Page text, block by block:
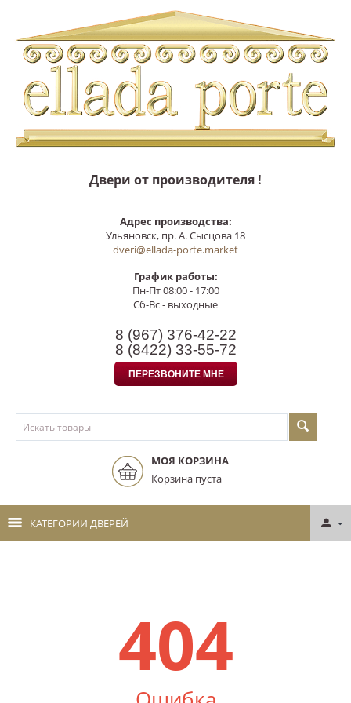
Двери от производителя !
Адрес производства:
Ульяновск, пр. А. Сысцова 18
dveri@ellada-porte.market
График работы:
Пн-Пт 08:00 - 17:00
Сб-Вс - выходные
8 (967) 376-42-22
8 (8422) 33-55-72
ПЕРЕЗВОНИТЕ МНЕ
МОЯ КОРЗИНА
Корзина пуста
КАТЕГОРИИ ДВЕРЕЙ
404